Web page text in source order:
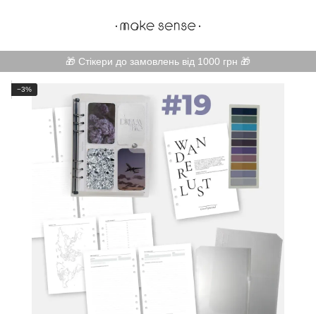
🎁 Стікери до замовлень від 1000 грн 🎁
−3%